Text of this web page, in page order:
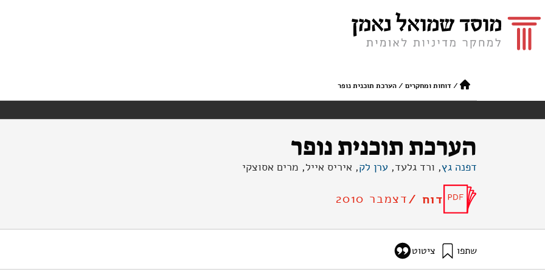
/דוחות ומחקרים /הערכת תוכנית נופר
הערכת תוכנית נופר
דפנה גץ, ורד גלעד, ערן לק, איריס אייל, מרים אסוצקי
דוח /דצמבר 2010
שתפו ציטוט